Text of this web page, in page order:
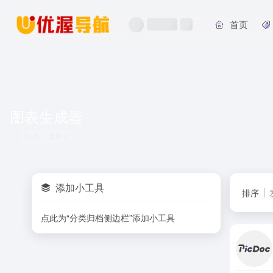
首页
排序
添加小工具
点此为“分类归档侧边栏”添加小工具